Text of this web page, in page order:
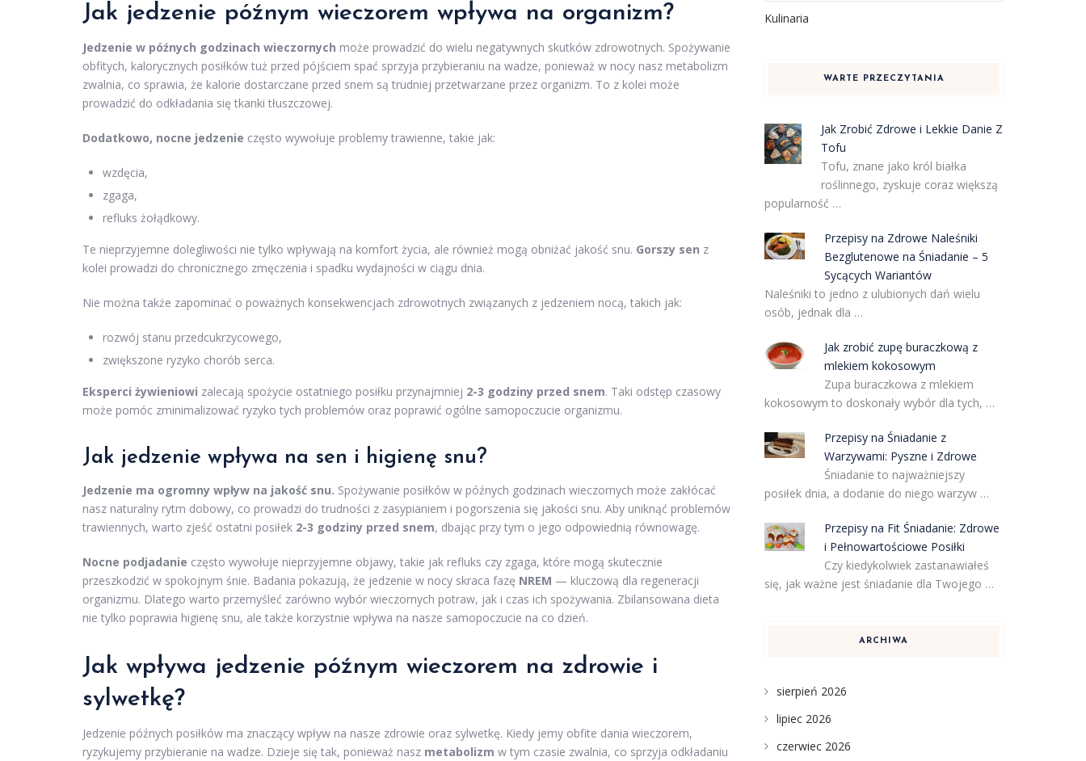
Jak jedzenie późnym wieczorem wpływa na organizm?
Jedzenie w późnych godzinach wieczornych może prowadzić do wielu negatywnych skutków zdrowotnych. Spożywanie
obfitych, kalorycznych posiłków tuż przed pójściem spać sprzyja przybieraniu na wadze, ponieważ w nocy nasz metabolizm
zwalnia, co sprawia, że kalorie dostarczane przed snem są trudniej przetwarzane przez organizm. To z kolei może
prowadzić do odkładania się tkanki tłuszczowej.
Dodatkowo, nocne jedzenie często wywołuje problemy trawienne, takie jak:
wzdęcia,
zgaga,
refluks żołądkowy.
Te nieprzyjemne dolegliwości nie tylko wpływają na komfort życia, ale również mogą obniżać jakość snu. Gorszy sen z
kolei prowadzi do chronicznego zmęczenia i spadku wydajności w ciągu dnia.
Nie można także zapominać o poważnych konsekwencjach zdrowotnych związanych z jedzeniem nocą, takich jak:
rozwój stanu przedcukrzycowego,
zwiększone ryzyko chorób serca.
Eksperci żywieniowi zalecają spożycie ostatniego posiłku przynajmniej 2-3 godziny przed snem. Taki odstęp czasowy
może pomóc zminimalizować ryzyko tych problemów oraz poprawić ogólne samopoczucie organizmu.
Jak jedzenie wpływa na sen i higienę snu?
Jedzenie ma ogromny wpływ na jakość snu. Spożywanie posiłków w późnych godzinach wieczornych może zakłócać
nasz naturalny rytm dobowy, co prowadzi do trudności z zasypianiem i pogorszenia się jakości snu. Aby uniknąć problemów
trawiennych, warto zjeść ostatni posiłek 2-3 godziny przed snem, dbając przy tym o jego odpowiednią równowagę.
Nocne podjadanie często wywołuje nieprzyjemne objawy, takie jak refluks czy zgaga, które mogą skutecznie
przeszkodzić w spokojnym śnie. Badania pokazują, że jedzenie w nocy skraca fazę NREM — kluczową dla regeneracji
organizmu. Dlatego warto przemyśleć zarówno wybór wieczornych potraw, jak i czas ich spożywania. Zbilansowana dieta
nie tylko poprawia higienę snu, ale także korzystnie wpływa na nasze samopoczucie na co dzień.
Jak wpływa jedzenie późnym wieczorem na zdrowie i
sylwetkę?
Jedzenie późnych posiłków ma znaczący wpływ na nasze zdrowie oraz sylwetkę. Kiedy jemy obfite dania wieczorem,
ryzykujemy przybieranie na wadze. Dzieje się tak, ponieważ nasz metabolizm w tym czasie zwalnia, co sprzyja odkładaniu
Kulinaria
WARTE PRZECZYTANIA
Jak Zrobić Zdrowe i Lekkie Danie Z
Tofu
Tofu, znane jako król białka
roślinnego, zyskuje coraz większą
popularność …
Przepisy na Zdrowe Naleśniki
Bezglutenowe na Śniadanie – 5
Sycących Wariantów
Naleśniki to jedno z ulubionych dań wielu
osób, jednak dla …
Jak zrobić zupę buraczkową z
mlekiem kokosowym
Zupa buraczkowa z mlekiem
kokosowym to doskonały wybór dla tych, …
Przepisy na Śniadanie z
Warzywami: Pyszne i Zdrowe
Śniadanie to najważniejszy
posiłek dnia, a dodanie do niego warzyw …
Przepisy na Fit Śniadanie: Zdrowe
i Pełnowartościowe Posiłki
Czy kiedykolwiek zastanawiałeś
się, jak ważne jest śniadanie dla Twojego …
ARCHIWA
sierpień 2026
lipiec 2026
czerwiec 2026